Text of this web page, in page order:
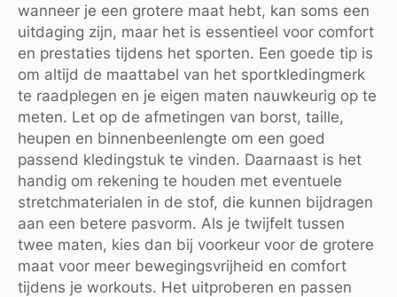
wanneer je een grotere maat hebt, kan soms een
uitdaging zijn, maar het is essentieel voor comfort
en prestaties tijdens het sporten. Een goede tip is
om altijd de maattabel van het sportkledingmerk
te raadplegen en je eigen maten nauwkeurig op te
meten. Let op de afmetingen van borst, taille,
heupen en binnenbeenlengte om een goed
passend kledingstuk te vinden. Daarnaast is het
handig om rekening te houden met eventuele
stretchmaterialen in de stof, die kunnen bijdragen
aan een betere pasvorm. Als je twijfelt tussen
twee maten, kies dan bij voorkeur voor de grotere
maat voor meer bewegingsvrijheid en comfort
tijdens je workouts. Het uitproberen en passen